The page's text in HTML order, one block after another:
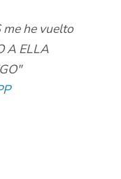
me he vuelto
A ELLA